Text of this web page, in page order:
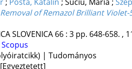
; Posta, Katalin ; Suciu, Maria ;
of Remazol Brilliant
SLOVENICA 66: 3 pp. 648-658. ,
Scopus
| Tudományos
[Egyeztetett]